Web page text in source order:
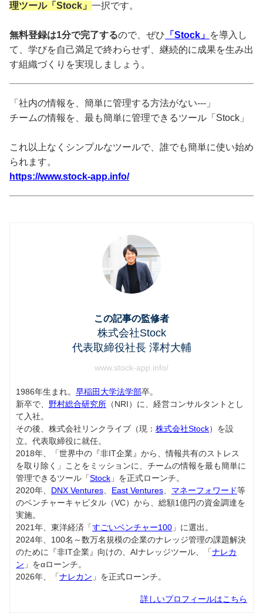
理ツール「Stock」 一択です。
無料登録は1分で完了するので、ぜひ 「Stock」 を導入し
て、学びを自己満足で終わらせず、継続的に成果を生み出
す組織づくりを実現しましょう。
「社内の情報を、簡単に管理する方法がない---」
チームの情報を、最も簡単に管理できるツール「Stock」
これ以上なくシンプルなツールで、誰でも簡単に使い始め
られます。
https://www.stock-app.info/
この記事の監修者
株式会社Stock
代表取締役社長 澤村大輔
www.stock-app.info/
1986年生まれ。 早稲田大学法学部卒。
新卒で、 野村総合研究所 （NRI）に、経営コンサルタントとし
て入社。
その後、株式会社リンクライブ（現： 株式会社Stock）を設
立。代表取締役に就任。
2018年、「世界中の『非IT企業』から、情報共有のストレス
を取り除く」ことをミッションに、チームの情報を最も簡単に
管理できるツール「Stock 」を正式ローンチ。
2020年、 DNX Ventures、 East Ventures、 マネーフォワード等
のベンチャーキャピタル（VC）から、総額1億円の資金調達を
実施。
2021年、東洋経済「すごいベンチャー100 」に選出。
2024年、100名～数万名規模の企業のナレッジ管理の課題解決
のために『非IT企業』向けの、AIナレッジツール、「ナレカ
ン 」をαローンチ。
2026年、「ナレカン 」を正式ローンチ。
詳しいプロフィールはこちら